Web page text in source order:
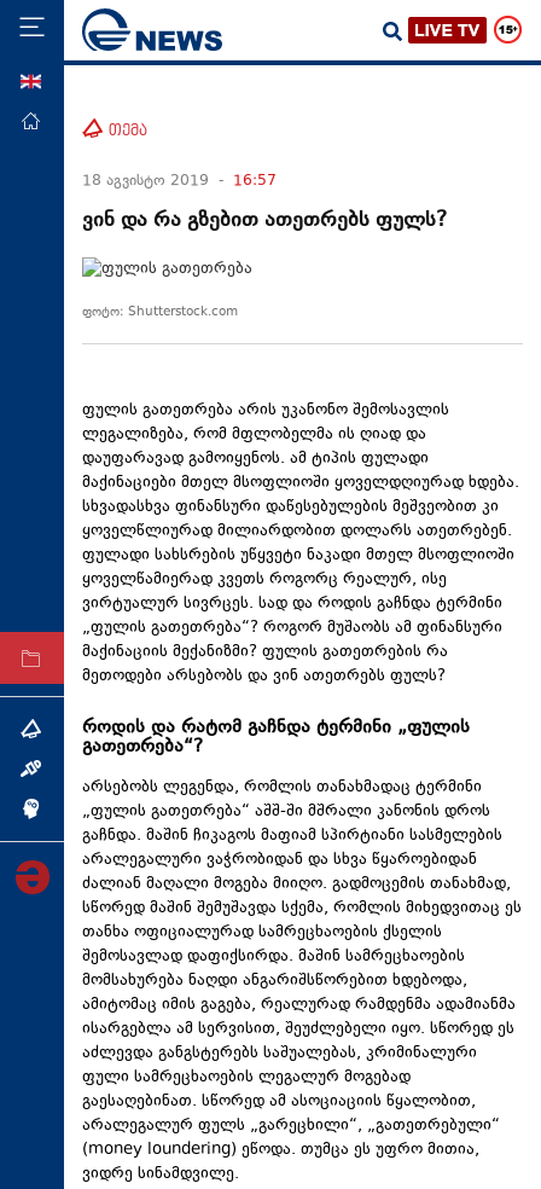
მთავარი
რეგიონი
კულტურა
ტექნოლოგიები
ტაბლოიდი
არქივი
თემა
ინქვიზიცია
თემა
18 აგვისტო 2019 - 16:57
ვინ და რა გზებით ათეთრებს ფულს?
ფოტო: Shutterstock.com
ფულის გათეთრება არის უკანონო შემოსავლის
ლეგალიზება, რომ მფლობელმა ის ღიად და
დაუფარავად გამოიყენოს. ამ ტიპის ფულადი
მაქინაციები მთელ მსოფლიოში ყოველდღიურად ხდება.
სხვადასხვა ფინანსური დაწესებულების მეშვეობით კი
ყოველწლიურად მილიარდობით დოლარს ათეთრებენ.
ფულადი სახსრების უწყვეტი ნაკადი მთელ მსოფლიოში
ყოველწამიერად კვეთს როგორც რეალურ, ისე
ვირტუალურ სივრცეს. სად და როდის გაჩნდა ტერმინი
„ფულის გათეთრება“? როგორ მუშაობს ამ ფინანსური
მაქინაციის მექანიზმი? ფულის გათეთრების რა
მეთოდები არსებობს და ვინ ათეთრებს ფულს?
როდის და რატომ გაჩნდა ტერმინი „ფულის
გათეთრება“?
არსებობს ლეგენდა, რომლის თანახმადაც ტერმინი
„ფულის გათეთრება“ აშშ-ში მშრალი კანონის დროს
გაჩნდა. მაშინ ჩიკაგოს მაფიამ სპირტიანი სასმელების
არალეგალური ვაჭრობიდან და სხვა წყაროებიდან
ძალიან მაღალი მოგება მიიღო. გადმოცემის თანახმად,
სწორედ მაშინ შემუშავდა სქემა, რომლის მიხედვითაც ეს
თანხა ოფიციალურად სამრეცხაოების ქსელის
შემოსავლად დაფიქსირდა. მაშინ სამრეცხაოების
მომსახურება ნაღდი ანგარიშსწორებით ხდებოდა,
ამიტომაც იმის გაგება, რეალურად რამდენმა ადამიანმა
ისარგებლა ამ სერვისით, შეუძლებელი იყო. სწორედ ეს
აძლევდა განგსტერებს საშუალებას, კრიმინალური
ფული სამრეცხაოების ლეგალურ მოგებად
გაესაღებინათ. სწორედ ამ ასოციაციის წყალობით,
არალეგალურ ფულს „გარეცხილი“, „გათეთრებული“
(money loundering) ეწოდა. თუმცა ეს უფრო მითია,
ვიდრე სინამდვილე.